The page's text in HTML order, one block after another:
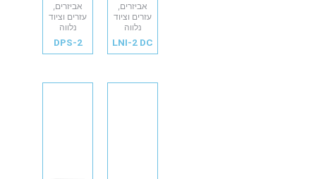
אביזרים,
עזרים וציוד
נלווה
LNI-2 DC
אביזרים,
עזרים וציוד
נלווה
DPS-2